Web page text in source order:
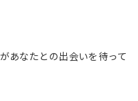
あなたとの出会いを待って